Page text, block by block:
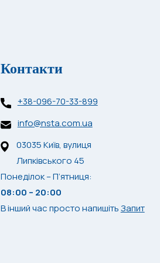
Контакти
+38-096-70-33-899
info@nsta.com.ua
03035 Київ, вулиця
Липківського 45
Понеділок – П’ятниця:
08:00 – 20:00
В інший час просто напишітьЗапит